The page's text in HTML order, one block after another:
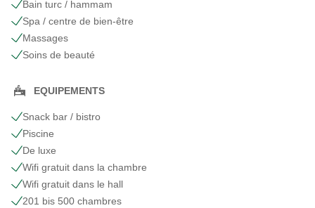
Bain turc / hammam
Spa / centre de bien-être
Massages
Soins de beauté
EQUIPEMENTS
Snack bar / bistro
Piscine
De luxe
Wifi gratuit dans la chambre
Wifi gratuit dans le hall
201 bis 500 chambres